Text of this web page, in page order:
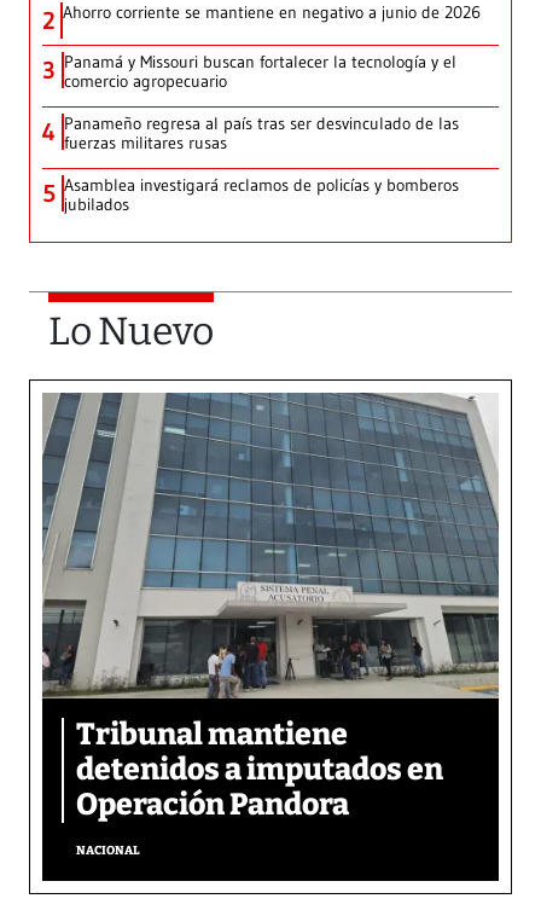
2 Ahorro corriente se mantiene en negativo a junio de 2026
3 Panamá y Missouri buscan fortalecer la tecnología y el
comercio agropecuario
4 Panameño regresa al país tras ser desvinculado de las
fuerzas militares rusas
5 Asamblea investigará reclamos de policías y bomberos
jubilados
Lo Nuevo
Tribunal mantiene
detenidos a imputados en
Operación Pandora
NACIONAL